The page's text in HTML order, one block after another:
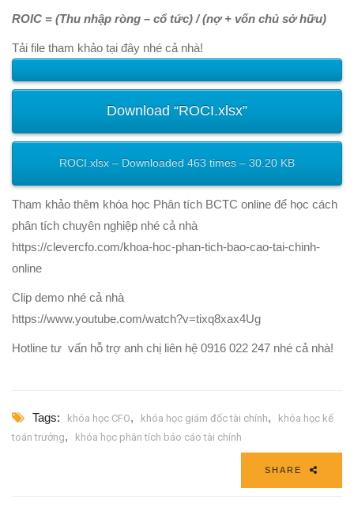
ROIC = (Thu nhập ròng – cổ tức) / (nợ + vốn chủ sở hữu)
Tải file tham khảo tại đây nhé cả nhà!
Download “ROCI.xlsx”
ROCI.xlsx – Downloaded 463 times – 30.20 KB
Tham khảo thêm khóa học Phân tích BCTC online để học cách
phân tích chuyên nghiệp nhé cả nhà
https://clevercfo.com/khoa-hoc-phan-tich-bao-cao-tai-chinh-
online
Clip demo nhé cả nhà
https://www.youtube.com/watch?v=tixq8xax4Ug
Hotline tư vấn hỗ trợ anh chị liên hệ 0916 022 247 nhé cả nhà!
Tags: khóa học CFO, khóa học giám đốc tài chính,
khóa học kế
toán trưởng, khóa học phân tích báo cáo tài chính
SHARE